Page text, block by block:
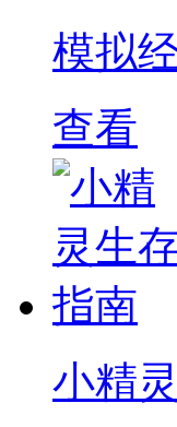
模拟
查看
小精